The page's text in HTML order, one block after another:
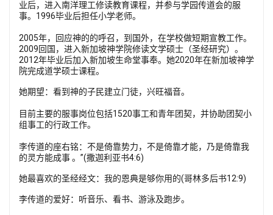
业后，进入南洋理工修读教育课程，并参与学园传道会的服
事。1996毕业后担任小学老师。
2005年，回应神的的呼召，到国外，在学校做短期宣教工作。
2009回国，进入新加坡神学院修读文学硕士（圣经研究）。
2012年毕业后加入新加坡生命堂事奉。她2020年在新加坡神学
院完成道学硕士课程。
她期望：看到神的子民建立门徒，兴旺福音。
目前主要的服事岗位包括1520事工和青年团契，并协助团契小
组事工的行政工作。
李传道的座右铭：不是倚靠势力，不是倚靠才能，乃是倚靠我
的灵方能成事 。”(撒迦利亚书4:6)
她最喜欢的圣经经文：‪我的恩典是够你用的(哥林多后书12:9)
李传道的爱好：听音乐、看书、游泳及跑步。